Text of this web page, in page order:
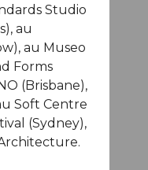
Studio
au
au Museo
Forms
(Brisbane),
Soft Centre
(Sydney),